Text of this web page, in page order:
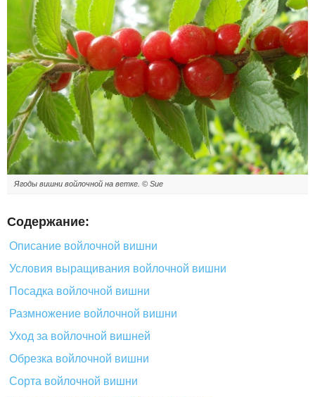
Ягоды вишни войлочной на ветке. © Sue
Содержание:
Описание войлочной вишни
Условия выращивания войлочной вишни
Посадка войлочной вишни
Размножение войлочной вишни
Уход за войлочной вишней
Обрезка войлочной вишни
Сорта войлочной вишни